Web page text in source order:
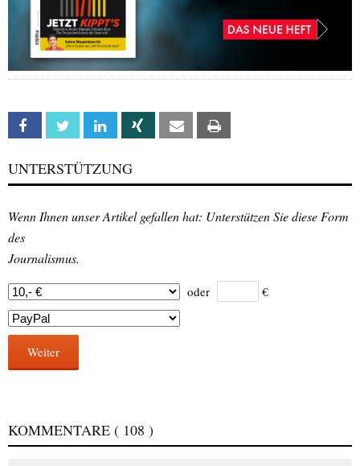
Facebook Twitter Linkedin Xing Email
UNTERSTÜTZUNG
Wenn Ihnen unser Artikel gefallen hat: Unterstützen Sie diese Form
des
Journalismus.
oder €
Weiter
KOMMENTARE ( 108 )